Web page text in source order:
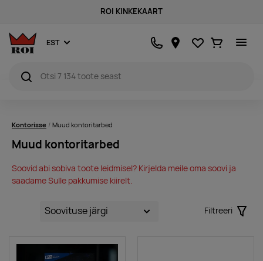
ROI KINKEKAART
EST Lemmikud
Ostukorv
Kontorisse Muud kontoritarbed
Muud kontoritarbed
Soovid abi sobiva toote leidmisel? Kirjelda meile oma soovi ja
saadame Sulle pakkumise kiirelt.
Filtreeri
Filter